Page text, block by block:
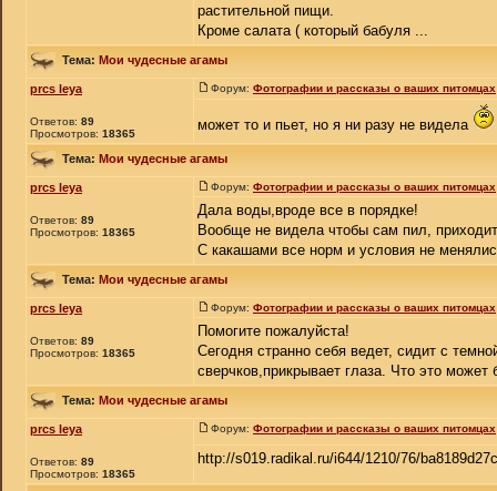
растительной пищи.
Кроме салата ( который бабуля ...
Тема: Мои чудесные агамы
prcs leya
Ответов: 89
Просмотров: 18365
Форум: Фотографии и рассказы о ваших питомцах
может то и пьет, но я ни разу не видела
Тема: Мои чудесные агамы
prcs leya
Ответов: 89
Просмотров: 18365
Форум: Фотографии и рассказы о ваших питомцах
Дала воды,вроде все в порядке!
Вообще не видела чтобы сам пил,
С какашами все норм и условия не
Тема: Мои чудесные агамы
prcs leya
Ответов: 89
Просмотров: 18365
Форум: Фотографии и рассказы о ваших питомцах
Помогите пожалуйста!
Сегодня странно себя ведет, сидит с
сверчков,прикрывает глаза. Что это может
Тема: Мои чудесные агамы
prcs leya
Ответов: 89
Просмотров: 18365
Форум: Фотографии и рассказы о ваших питомцах
http://s019.radikal.ru/i644/1210/76/